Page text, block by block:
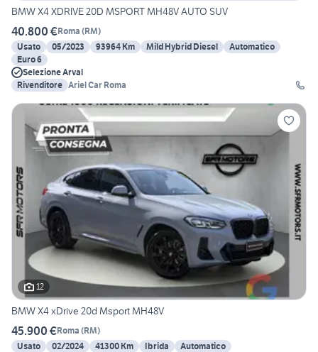
BMW X4 XDRIVE 20D MSPORT MH48V AUTO SUV
40.800 €Roma (RM)
Usato
05/2023 93964 Km Mild Hybrid Diesel
Automatico
Euro 6
Selezione Arval
Rivenditore Ariel Car Roma
12
BMW X4 xDrive 20d Msport MH48V
45.900 €Roma (RM)
Usato
02/2024 41300 Km Ibrida
Automatico